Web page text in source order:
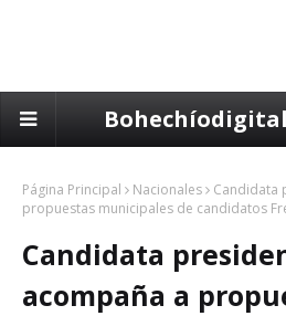
Página Principal Nacionales
Candidata
propuestas municipales de candidatos
Candidata
acompaña a